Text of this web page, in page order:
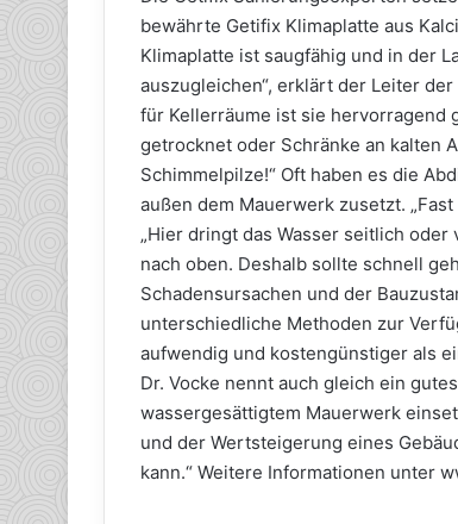
bewährte Getifix Klimaplatte aus
Klimaplatte ist saugfähig und in der
auszugleichen“, erklärt der Leiter
für Kellerräume ist sie hervorragend
getrocknet oder Schränke an kalten
Schimmelpilze!“ Oft haben es die
außen dem Mauerwerk zusetzt.
„Hier dringt das Wasser seitlich
nach oben. Deshalb sollte schnell
Schadensursachen und der
unterschiedliche Methoden zur
aufwendig und kostengünstiger als
Dr. Vocke nennt auch gleich ein
wassergesättigtem Mauerwerk
und der Wertsteigerung eines
kann.“ Weitere Informationen unter